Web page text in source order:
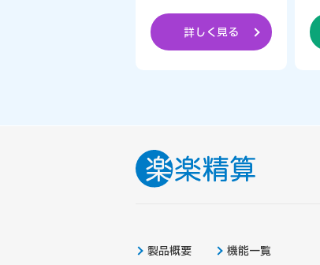
詳しく見る
製品概要 機能一覧